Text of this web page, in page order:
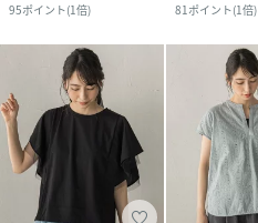
95ポイント(1倍)
81ポイント(1倍)